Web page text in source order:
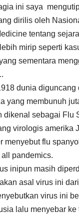
ini saya
dirilis oleh
tentang
mirip seperti
sementara
dunia diguncang
yang membunuh
dikenal sebagai Flu
virologis amerika
menyebut flu
pandemics.
inipun masih
asal virus ini
virus ini
lalu menyebar ke